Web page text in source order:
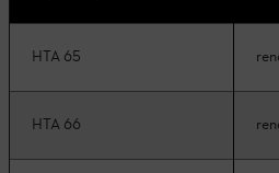
HTA 65
HTA 66